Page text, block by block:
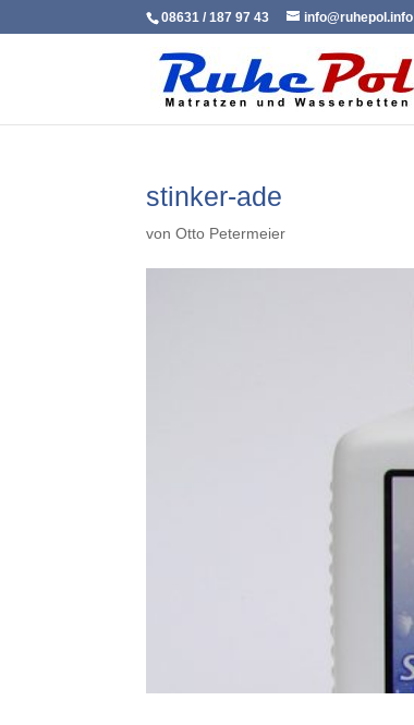
08631 / 187 97 43 info@ruhepol.info
stinker-ade
vonOtto Petermeier